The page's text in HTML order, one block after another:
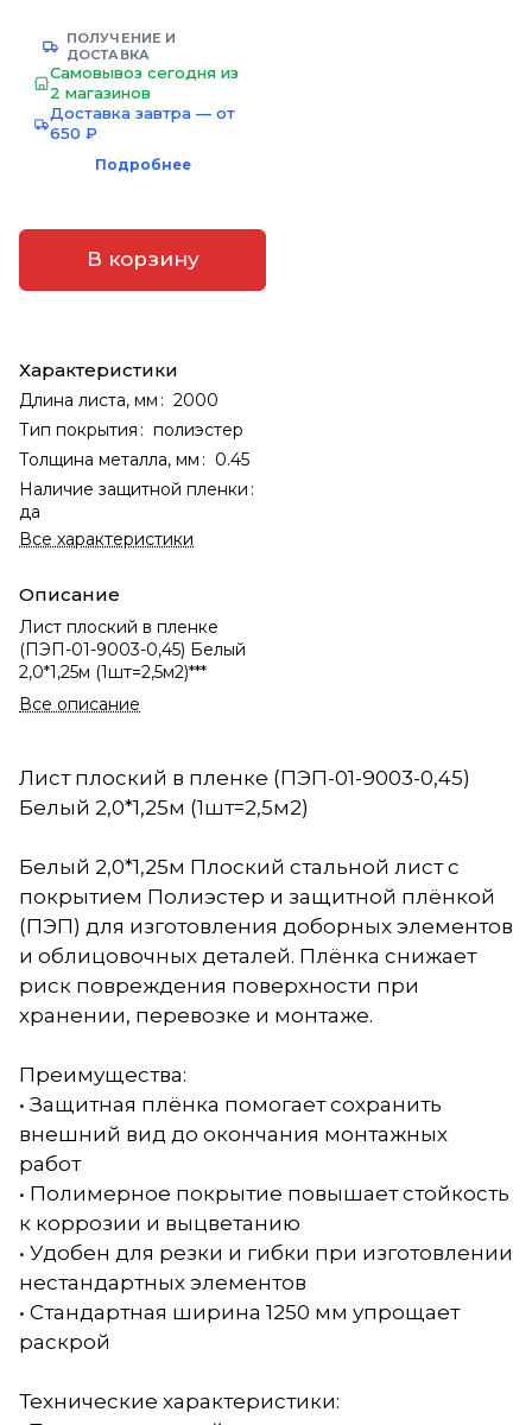
ПОЛУЧЕНИЕ И
ДОСТАВКА
Самовывоз сегодня из
2 магазинов
Доставка завтра — от
650 ₽
Подробнее
В корзину
Характеристики
Длина листа, мм : 2000
Тип покрытия : полиэстер
Толщина металла, мм : 0.45
Наличие защитной пленки :
да
Все характеристики
Описание
Лист плоский в пленке
(ПЭП-01-9003-0,45) Белый
2,0*1,25м (1шт=2,5м2)***
Все описание
Лист плоский в пленке (ПЭП-01-9003-0,45)
Белый 2,0*1,25м (1шт=2,5м2)
Белый 2,0*1,25м Плоский стальной лист с
покрытием Полиэстер и защитной плёнкой
(ПЭП) для изготовления доборных элементов
и облицовочных деталей. Плёнка снижает
риск повреждения поверхности при
хранении, перевозке и монтаже.
Преимущества:
• Защитная плёнка помогает сохранить
внешний вид до окончания монтажных
работ
• Полимерное покрытие повышает стойкость
к коррозии и выцветанию
• Удобен для резки и гибки при изготовлении
нестандартных элементов
• Стандартная ширина 1250 мм упрощает
раскрой
Технические характеристики: